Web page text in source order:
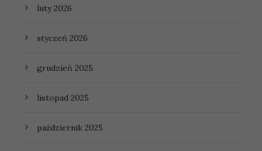
luty 2026
styczeń 2026
grudzień 2025
listopad 2025
październik 2025